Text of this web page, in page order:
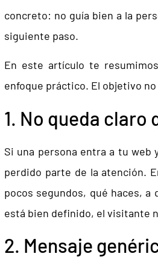
concreto: no guía bien a la
siguiente paso.
En este artículo te
enfoque práctico. El objetivo
1. No queda claro
Si una persona entra a tu web
perdido parte de la atención.
pocos segundos, qué haces, a
está bien definido, el visitante
2. Mensaje